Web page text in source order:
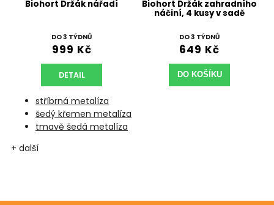
Biohort Držák nářadí
DO 3 TÝDNŮ
999 Kč
DETAIL
stříbrná metalíza
šedý křemen metalíza
tmavě šedá metalíza
+ další
Biohort Držák zahradního
náčiní, 4 kusy v sadě
DO 3 TÝDNŮ
649 Kč
DO KOŠÍKU